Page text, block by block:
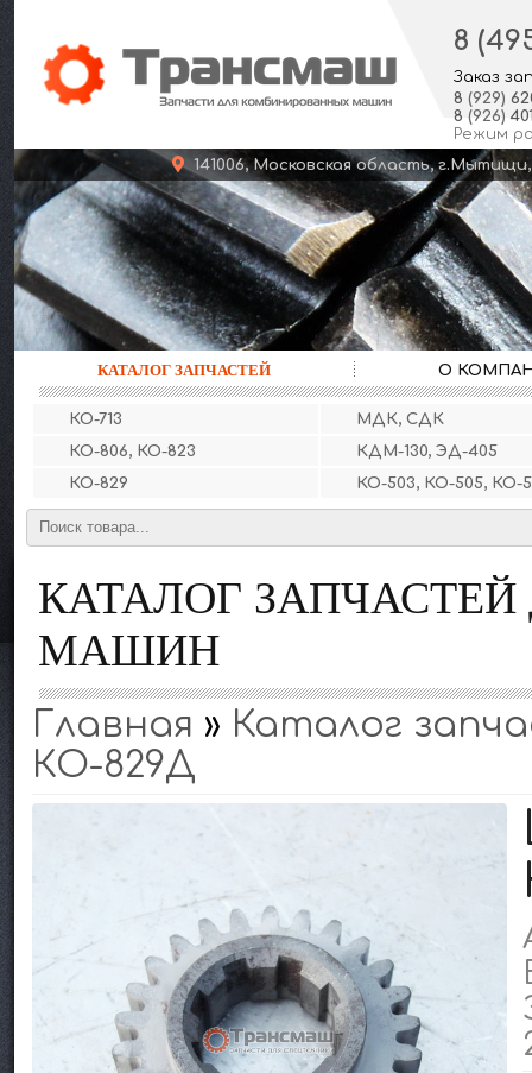
8
Заказ
8 (929)
8 (926)
Режим
141006, Московская область,
КАТАЛОГ ЗАПЧАСТЕЙ О
КО-713
МДК, СДК
КО-806, КО-823
КДМ-130, ЭД-405
КО-829
КО-503, КО-505, КО-
КАТАЛОГ
МАШИН
Главная » Каталог
КО-829Д